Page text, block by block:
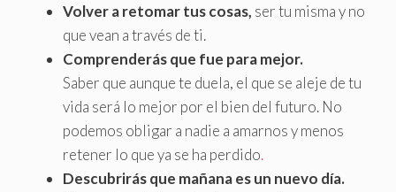
Volver a retomar tus cosas, ser tu misma y no
que vean a través de ti.
Comprenderás que fue para mejor.
Saber que aunque te duela, el que se aleje de tu
vida será lo mejor por el bien del futuro. No
podemos obligar a nadie a amarnos y menos
retener lo que ya se ha perdido.
Descubrirás que mañana es un nuevo día.